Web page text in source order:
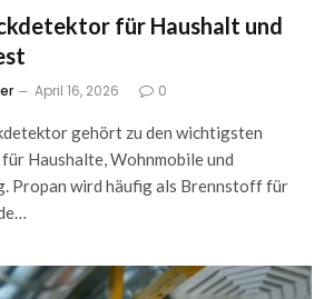
für Haushalt und
April 16, 2026 0
gehört zu den wichtigsten
Haushalte, Wohnmobile und
Propan wird häufig als Brennstoff für